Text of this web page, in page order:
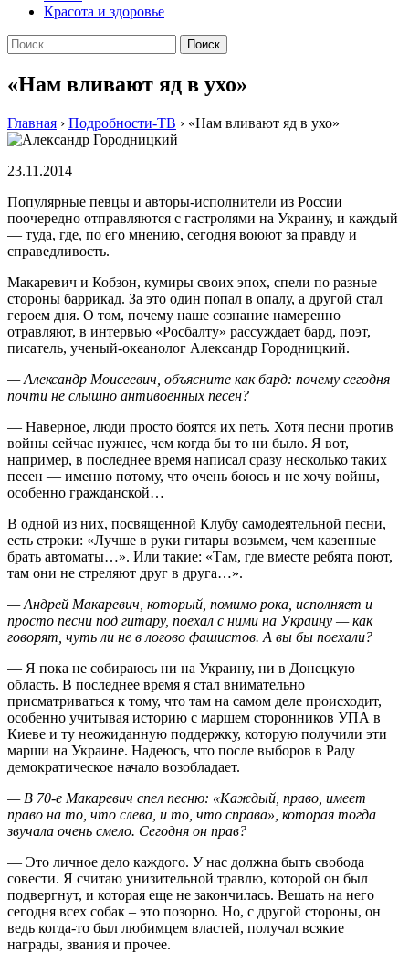
Красота и здоровье
Найти:
«Нам вливают яд в ухо»
Главная › Подробности-ТВ › «Нам вливают яд в ухо»
23.11.2014
Популярные певцы и авторы-исполнители из России
поочередно отправляются с гастролями на Украину, и каждый
— туда, где, по его мнению, сегодня воюют за правду и
справедливость.
Макаревич и Кобзон, кумиры своих эпох, спели по разные
стороны баррикад. За это один попал в опалу, а другой стал
героем дня. О том, почему наше сознание намеренно
отравляют, в интервью «Росбалту» рассуждает бард, поэт,
писатель, ученый-океанолог Александр Городницкий.
— Александр Моисеевич, объясните как бард: почему сегодня
почти не слышно антивоенных песен?
— Наверное, люди просто боятся их петь. Хотя песни против
войны сейчас нужнее, чем когда бы то ни было. Я вот,
например, в последнее время написал сразу несколько таких
песен — именно потому, что очень боюсь и не хочу войны,
особенно гражданской…
В одной из них, посвященной Клубу самодеятельной песни,
есть строки: «Лучше в руки гитары возьмем, чем казенные
брать автоматы…». Или такие: «Там, где вместе ребята поют,
там они не стреляют друг в друга…».
— Андрей Макаревич, который, помимо рока, исполняет и
просто песни под гитару, поехал с ними на Украину — как
говорят, чуть ли не в логово фашистов. А вы бы поехали?
— Я пока не собираюсь ни на Украину, ни в Донецкую
область. В последнее время я стал внимательно
присматриваться к тому, что там на самом деле происходит,
особенно учитывая историю с маршем сторонников УПА в
Киеве и ту неожиданную поддержку, которую получили эти
марши на Украине. Надеюсь, что после выборов в Раду
демократическое начало возобладает.
— В 70-е Макаревич спел песню: «Каждый, право, имеет
право на то, что слева, и то, что справа», которая тогда
звучала очень смело. Сегодня он прав?
— Это личное дело каждого. У нас должна быть свобода
совести. Я считаю унизительной травлю, которой он был
подвергнут, и которая еще не закончилась. Вешать на него
сегодня всех собак – это позорно. Но, с другой стороны, он
ведь когда-то был любимцем властей, получал всякие
награды, звания и прочее.